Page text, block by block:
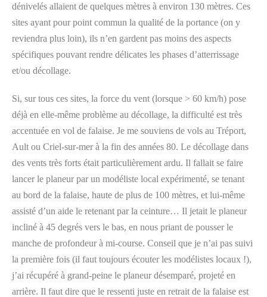
dénivelés allaient de quelques mètres à environ 130 mètres. Ces
sites ayant pour point commun la qualité de la portance (on y
reviendra plus loin), ils n’en gardent pas moins des aspects
spécifiques pouvant rendre délicates les phases d’atterrissage
et/ou décollage.
Si, sur tous ces sites, la force du vent (lorsque > 60 km/h) pose
déjà en elle-même problème au décollage, la difficulté est très
accentuée en vol de falaise. Je me souviens de vols au Tréport,
Ault ou Criel-sur-mer à la fin des années 80. Le décollage dans
des vents très forts était particulièrement ardu. Il fallait se faire
lancer le planeur par un modéliste local expérimenté, se tenant
au bord de la falaise, haute de plus de 100 mètres, et lui-même
assisté d’un aide le retenant par la ceinture… Il jetait le planeur
incliné à 45 degrés vers le bas, en nous priant de pousser le
manche de profondeur à mi-course. Conseil que je n’ai pas suivi
la première fois (il faut toujours écouter les modélistes locaux !),
j’ai récupéré à grand-peine le planeur désemparé, projeté en
arrière. Il faut dire que le ressenti juste en retrait de la falaise est